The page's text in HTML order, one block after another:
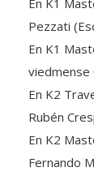
En K1
Pezzati
En K1
viedmense
En K2
Rubén
En K2
Fernando